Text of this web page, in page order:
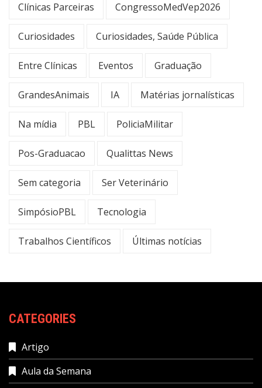
Clínicas Parceiras CongressoMedVep2026
Curiosidades Curiosidades, Saúde Pública
Entre Clínicas Eventos Graduação
GrandesAnimais IA Matérias jornalísticas
Na mídia PBL PoliciaMilitar
Pos-Graduacao Qualittas News
Sem categoria Ser Veterinário
SimpósioPBL Tecnologia
Trabalhos Científicos Últimas notícias
CATEGORIES
Artigo
Aula da Semana